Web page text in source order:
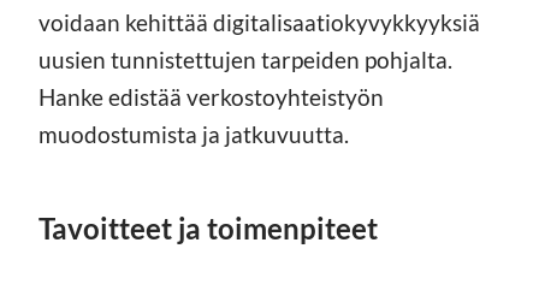
voidaan kehittää digitalisaatiokyvykkyyksiä
uusien tunnistettujen tarpeiden pohjalta.
Hanke edistää verkostoyhteistyön
muodostumista ja jatkuvuutta.
Tavoitteet ja toimenpiteet